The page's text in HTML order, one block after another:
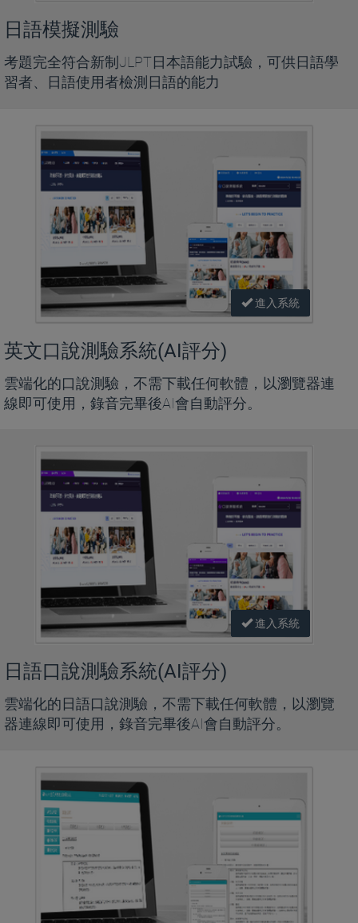
日語模擬測驗
考題完全符合新制JLPT日本語能力試驗，可供日語學
習者、日語使用者檢測日語的能力
進入系統
英文口說測驗系統(AI評分)
雲端化的口說測驗，不需下載任何軟體，以瀏覽器連
線即可使用，錄音完畢後AI會自動評分。
進入系統
日語口說測驗系統(AI評分)
雲端化的日語口說測驗，不需下載任何軟體，以瀏覽
器連線即可使用，錄音完畢後AI會自動評分。